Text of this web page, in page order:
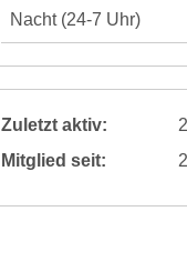
Nacht (24-7 Uhr)
Zuletzt aktiv:
Mitglied seit: